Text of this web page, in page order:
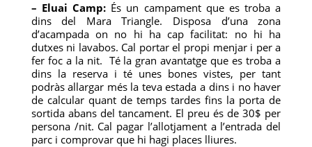
– Eluai Camp: És un campament que es troba a
dins del Mara Triangle. Disposa d’una zona
d’acampada on no hi ha cap facilitat: no hi ha
dutxes ni lavabos. Cal portar el propi menjar i per a
fer foc a la nit. Té la gran avantatge que es troba a
dins la reserva i té unes bones vistes, per tant
podràs allargar més la teva estada a dins i no haver
de calcular quant de temps tardes fins la porta de
sortida abans del tancament. El preu és de 30$ per
persona /nit. Cal pagar l’allotjament a l’entrada del
parc i comprovar que hi hagi places lliures.